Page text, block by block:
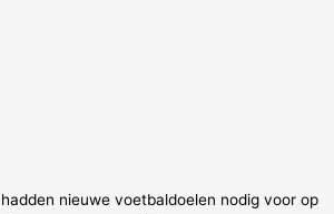
nieuwe voetbaldoelen nodig voor op